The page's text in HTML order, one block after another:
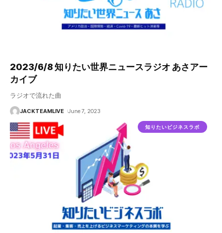
2023/6/8 知りたい世界ニュースラジオ あさアー
カイブ
ラジオで流れた曲
JACKTEAMLIVE June 7, 2023
知りたいビジネスラボ